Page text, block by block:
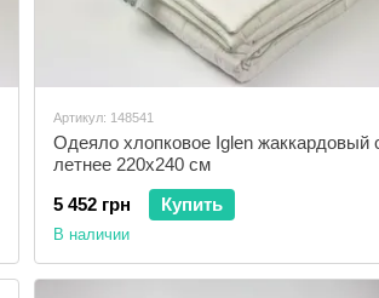
Артикул: 148541
Одеяло хлопковое Iglen жаккардовый
летнее 220x240 см
5 452 грн
Купить
В наличии